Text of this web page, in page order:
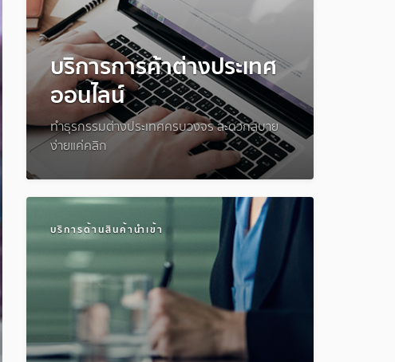
บริการการค้าต่างประเทศ
ออนไลน์
ทำธุรกรรมต่างประเทศครบวงจร สะดวกสบาย
ง่ายแค่คลิก
บริการด้านสินค้านำเข้า